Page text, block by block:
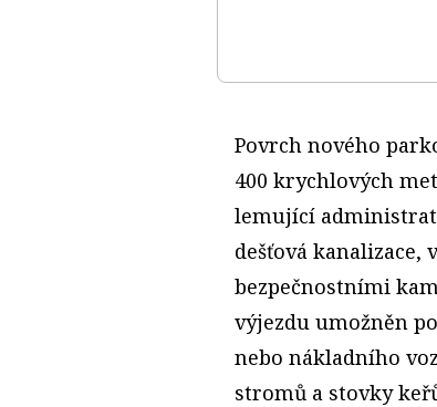
Povrch nového
400 krychlových
lemující
dešťová kanalizace,
bezpečnostními
výjezdu umožněn
nebo nákladního
stromů a stovky